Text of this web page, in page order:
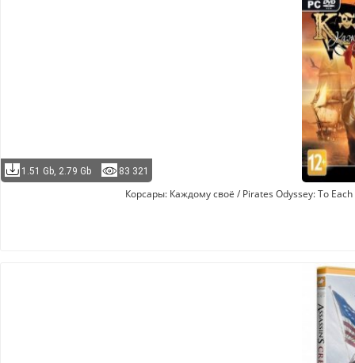
1.51 Gb, 2.79 Gb 83 321
Корсары: Каждому своё / Pirates Odyssey: To